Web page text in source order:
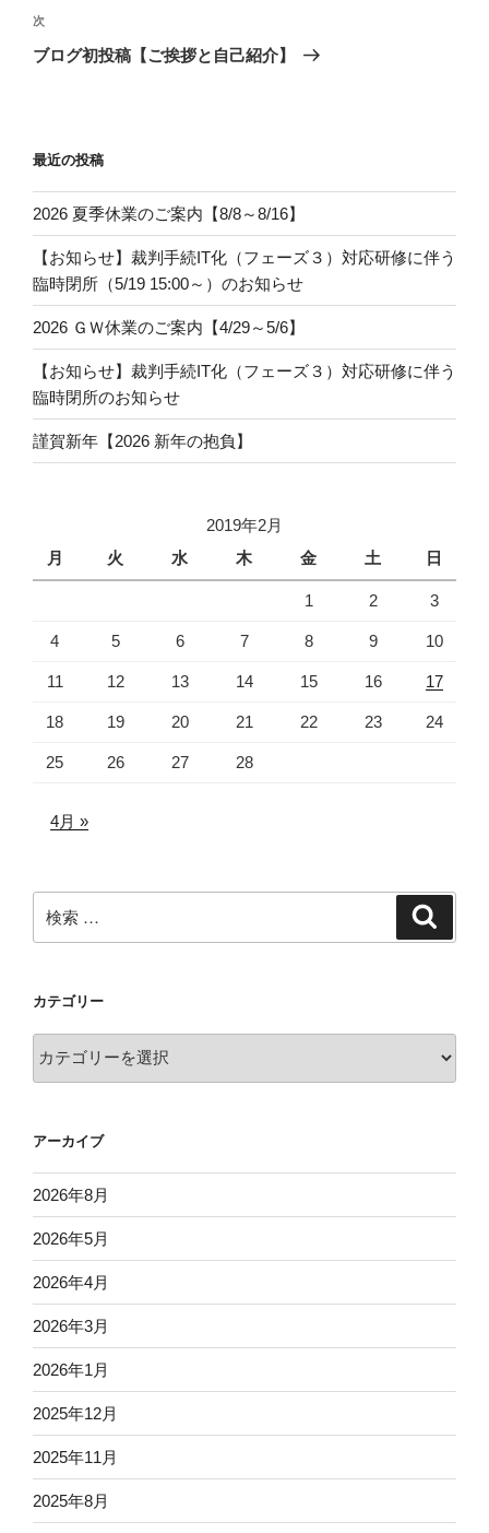
稿
ナ
シ
ョ
次
の
次
ブログ初投稿【ご挨拶と自己紹介】
最近の投稿
2026 夏季休業のご案内【8/8～8/16】
【お知らせ】裁判手続IT化（フェーズ３）対応研修に伴う
臨時閉所（5/19 15:00～）のお知らせ
2026 ＧＷ休業のご案内【4/29～5/6】
【お知らせ】裁判手続IT化（フェーズ３）対応研修に伴う
臨時閉所のお知らせ
謹賀新年【2026 新年の抱負】
2019年2月
月
火 水 木 金 土 日
1 2 3
4 5 6 7 8 9 10
11 12 13 14 15 16 17
18 19 20 21 22 23 24
25 26 27 28
4月 »
索:
カテゴリー
テ
ー
アーカイブ
2026年8月
2026年5月
2026年4月
2026年3月
2026年1月
2025年12月
2025年11月
2025年8月